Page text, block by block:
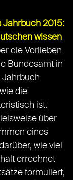
Jahrbuch 2015:
wissen
die Vorlieben
Bundesamt in
Jahrbuch
die
ist.
über
eines
wie viel
errechnet
formuliert,